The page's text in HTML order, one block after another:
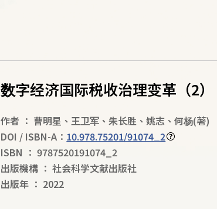
数字经济国际税收治理变革（2
作者 ： 曹明星 、王卫军 、朱长胜 、姚志 、何杨(著)
DOI / ISBN-A： 10.978.75201/91074_2
ISBN ： 9787520191074_2
出版機構 ： 社会科学文献出版社
出版年 ： 2022